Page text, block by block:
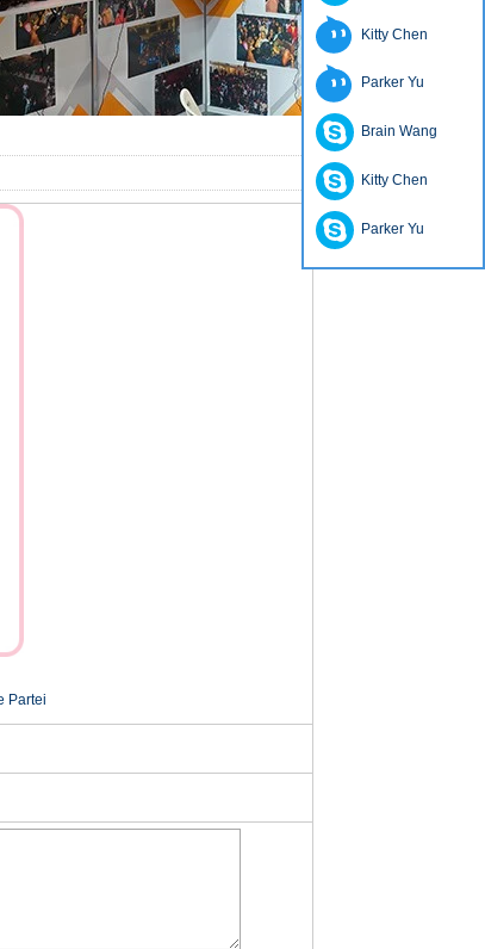
Partei
Kitty Chen
Parker Yu
Brain Wang
Kitty Chen
Parker Yu